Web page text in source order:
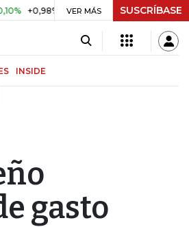
+0,98% UVR $ 416,96 +$ 0,05 +0,01%
VER MÁS SUSCRÍBASE
INSIDE
gasto